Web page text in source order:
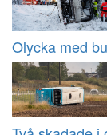
Olycka med